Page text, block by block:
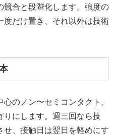
競合と段階化します。強度の
度だけ置き、それ以外は技術
のノン〜セミコンタクト、
りにします。週三回なら技
、接触日は翌日を軽めにす